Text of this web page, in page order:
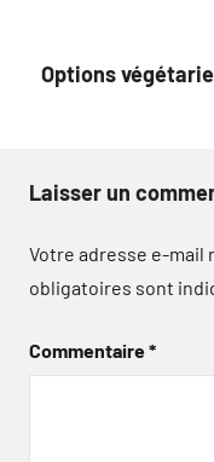
Options
Laisser un
Votre adresse e-mail
obligatoires sont
Commentaire*